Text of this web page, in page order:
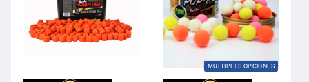
MULTIPLES OPCIONES